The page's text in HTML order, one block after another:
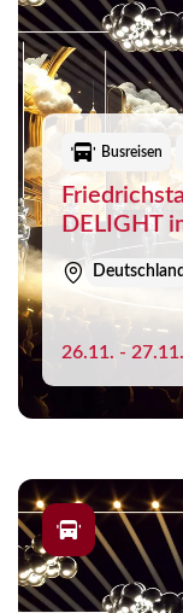
Busreisen
DELIGHT
Deutschland
26.11. -